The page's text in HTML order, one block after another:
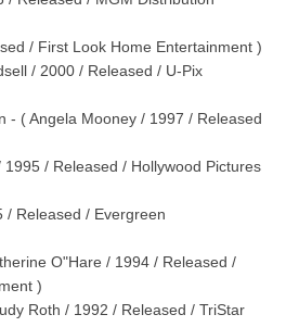
/ First Look Home Entertainment )
/ 2000 / Released / U-Pix
- ( Angela Mooney / 1997 / Released
/ Released / Hollywood Pictures
/ Released / Evergreen
O"Hare / 1994 / Released /
)
Roth / 1992 / Released / TriStar